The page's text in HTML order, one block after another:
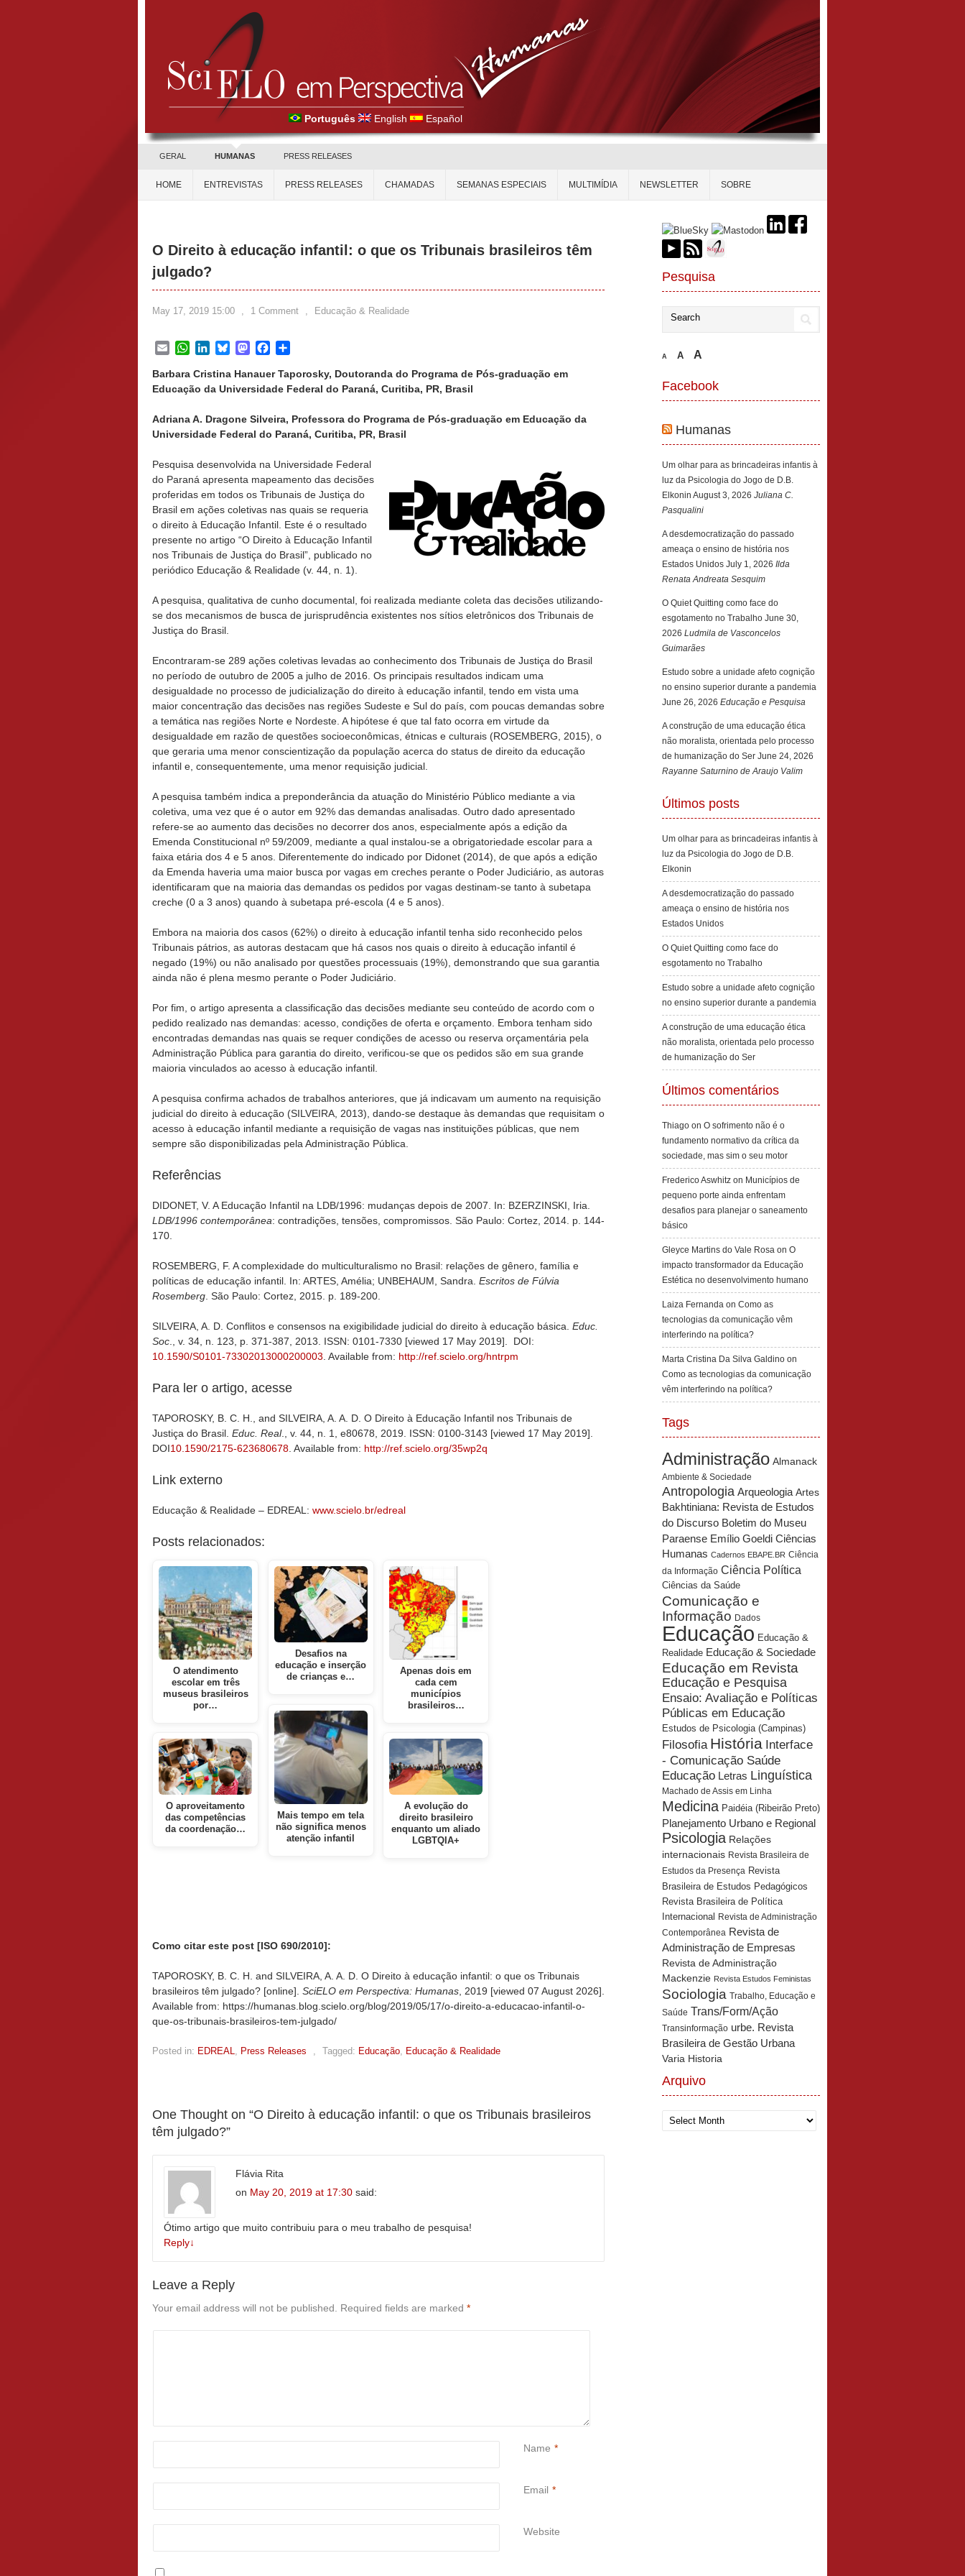
Português English Español
GERAL HUMANAS PRESS RELEASES
HOME ENTREVISTAS PRESS RELEASES CHAMADAS SEMANAS ESPECIAIS MULTIMÍDIA NEWSLETTER SOBRE
O Direito à educação infantil: o que os Tribunais brasileiros têm
julgado?
May 17, 2019 15:00 , 1 Comment , Educação & Realidade
EmailWhatsApp
LinkedInBlueskyMastodonFacebook
Barbara Cristina Hanauer Taporosky, Doutoranda do Programa de Pós-graduação em
Educação da Universidade Federal do Paraná, Curitiba, PR, Brasil
Adriana A. Dragone Silveira, Professora do Programa de Pós-graduação em Educação da
Universidade Federal do Paraná, Curitiba, PR, Brasil
Pesquisa desenvolvida na Universidade Federal
do Paraná apresenta mapeamento das decisões
proferidas em todos os Tribunais de Justiça do
Brasil em ações coletivas nas quais se requeria
o direito à Educação Infantil. Este é o resultado
presente no artigo “O Direito à Educação Infantil
nos Tribunais de Justiça do Brasil”, publicado no
periódico Educação & Realidade (v. 44, n. 1).
A pesquisa, qualitativa de cunho documental, foi realizada mediante coleta das decisões utilizando-
se dos mecanismos de busca de jurisprudência existentes nos sítios eletrônicos dos Tribunais de
Justiça do Brasil.
Encontraram-se 289 ações coletivas levadas ao conhecimento dos Tribunais de Justiça do Brasil
no período de outubro de 2005 a julho de 2016. Os principais resultados indicam uma
desigualdade no processo de judicialização do direito à educação infantil, tendo em vista uma
maior concentração das decisões nas regiões Sudeste e Sul do país, com poucas demandas sobre
a temática nas regiões Norte e Nordeste. A hipótese é que tal fato ocorra em virtude da
desigualdade em razão de questões socioeconômicas, étnicas e culturais (ROSEMBERG, 2015), o
que geraria uma menor conscientização da população acerca do status de direito da educação
infantil e, consequentemente, uma menor requisição judicial.
A pesquisa também indica a preponderância da atuação do Ministério Público mediante a via
coletiva, uma vez que é o autor em 92% das demandas analisadas. Outro dado apresentado
refere-se ao aumento das decisões no decorrer dos anos, especialmente após a edição da
Emenda Constitucional nº 59/2009, mediante a qual instalou-se a obrigatoriedade escolar para a
faixa etária dos 4 e 5 anos. Diferentemente do indicado por Didonet (2014), de que após a edição
da Emenda haveria uma maior busca por vagas em creches perante o Poder Judiciário, as autoras
identificaram que na maioria das demandas os pedidos por vagas destinam-se tanto à subetapa
creche (0 a 3 anos) quando à subetapa pré-escola (4 e 5 anos).
Embora na maioria dos casos (62%) o direito à educação infantil tenha sido reconhecido pelos
Tribunais pátrios, as autoras destacam que há casos nos quais o direito à educação infantil é
negado (19%) ou não analisado por questões processuais (19%), demonstrando que sua garantia
ainda não é plena mesmo perante o Poder Judiciário.
Por fim, o artigo apresenta a classificação das decisões mediante seu conteúdo de acordo com o
pedido realizado nas demandas: acesso, condições de oferta e orçamento. Embora tenham sido
encontradas demandas nas quais se requer condições de acesso ou reserva orçamentária pela
Administração Pública para garantia do direito, verificou-se que os pedidos são em sua grande
maioria vinculados ao acesso à educação infantil.
A pesquisa confirma achados de trabalhos anteriores, que já indicavam um aumento na requisição
judicial do direito à educação (SILVEIRA, 2013), dando-se destaque às demandas que requisitam o
acesso à educação infantil mediante a requisição de vagas nas instituições públicas, que nem
sempre são disponibilizadas pela Administração Pública.
Referências
DIDONET, V. A Educação Infantil na LDB/1996: mudanças depois de 2007. In: BZERZINSKI, Iria.
LDB/1996 contemporânea: contradições, tensões, compromissos. São Paulo: Cortez, 2014. p. 144-
170.
ROSEMBERG, F. A complexidade do multiculturalismo no Brasil: relações de gênero, família e
políticas de educação infantil. In: ARTES, Amélia; UNBEHAUM, Sandra. Escritos de Fúlvia
Rosemberg . São Paulo: Cortez, 2015. p. 189-200.
SILVEIRA, A. D. Conflitos e consensos na exigibilidade judicial do direito à educação básica. Educ.
Soc ., v. 34, n. 123, p. 371-387, 2013. ISSN: 0101-7330 [viewed 17 May 2019]. DOI:
10.1590/S0101-73302013000200003 . Available from: http://ref.scielo.org/hntrpm
Para ler o artigo, acesse
TAPOROSKY, B. C. H., and SILVEIRA, A. A. D. O Direito à Educação Infantil nos Tribunais de
Justiça do Brasil. Educ. Real., v. 44, n. 1, e80678, 2019. ISSN: 0100-3143 [viewed 17 May 2019].
DOI10.1590/2175-623680678 . Available from: http://ref.scielo.org/35wp2q
Link externo
Educação & Realidade – EDREAL: www.scielo.br/edreal
Posts relacionados:
O atendimento
escolar em três
museus brasileiros
por…
O aproveitamento
das competências
da coordenação…
Desafios na
educação e inserção
de crianças e…
Mais tempo em tela
não significa menos
atenção infantil
Apenas dois em
cada cem
municípios
brasileiros…
A evolução do
direito brasileiro
enquanto um aliado
LGBTQIA+
Como citar este post [ISO 690/2010]:
TAPOROSKY, B. C. H. and SILVEIRA, A. A. D. O Direito à educação infantil: o que os Tribunais
brasileiros têm julgado? [online]. SciELO em Perspectiva: Humanas , 2019 [viewed 07 August 2026].
Available from: https://humanas.blog.scielo.org/blog/2019/05/17/o-direito-a-educacao-infantil-o-
que-os-tribunais-brasileiros-tem-julgado/
Posted in: EDREAL Press Releases Tagged: Educação Educação & Realidade
One Thought on “O Direito à educação infantil: o que os Tribunais brasileiros
têm julgado?”
Flávia Rita
on May 20, 2019 at 17:30 said:
Ótimo artigo que muito contribuiu para o meu trabalho de pesquisa!
Reply↓
Leave a Reply
Your email address will not be published. Required fields are marked *
Name *
Email *
Website
Pesquisa
A A A
Facebook
Humanas
Um olhar para as brincadeiras infantis à
luz da Psicologia do Jogo de D.B.
Elkonin August 3, 2026 Juliana C.
Pasqualini
A desdemocratização do passado
ameaça o ensino de história nos
Estados Unidos July 1, 2026 Ilda
Renata Andreata Sesquim
O Quiet Quitting como face do
esgotamento no Trabalho June 30,
2026 Ludmila de Vasconcelos
Guimarães
Estudo sobre a unidade afeto cognição
no ensino superior durante a pandemia
June 26, 2026 Educação e Pesquisa
A construção de uma educação ética
não moralista, orientada pelo processo
de humanização do Ser June 24, 2026
Rayanne Saturnino de Araujo Valim
Últimos posts
Um olhar para as brincadeiras infantis à
luz da Psicologia do Jogo de D.B.
Elkonin
A desdemocratização do passado
ameaça o ensino de história nos
Estados Unidos
O Quiet Quitting como face do
esgotamento no Trabalho
Estudo sobre a unidade afeto cognição
no ensino superior durante a pandemia
A construção de uma educação ética
não moralista, orientada pelo processo
de humanização do Ser
Últimos comentários
Thiago on O sofrimento não é o
fundamento normativo da crítica da
sociedade, mas sim o seu motor
Frederico Aswhitz on Municípios de
pequeno porte ainda enfrentam
desafios para planejar o saneamento
básico
Gleyce Martins do Vale Rosa on O
impacto transformador da Educação
Estética no desenvolvimento humano
Laiza Fernanda on Como as
tecnologias da comunicação vêm
interferindo na política?
Marta Cristina Da Silva Galdino on
Como as tecnologias da comunicação
vêm interferindo na política?
Tags
Administração Almanack
Ambiente & Sociedade
Antropologia Arqueologia Artes
Bakhtiniana: Revista de Estudos
do Discurso Boletim do Museu
Paraense Emílio Goeldi Ciências
Humanas Cadernos EBAPE.BR Ciência
da Informação Ciência Política
Ciências da Saúde
Comunicação e
Informação Dados
Educação Educação &
Realidade Educação & Sociedade
Educação em Revista
Educação e Pesquisa
Ensaio: Avaliação e Políticas
Públicas em Educação
Estudos de Psicologia (Campinas)
Filosofia História Interface
- Comunicação Saúde
Educação Letras Linguística
Machado de Assis em Linha
Medicina Paidéia (Ribeirão Preto)
Planejamento Urbano e Regional
Psicologia Relações
internacionais Revista Brasileira de
Estudos da Presença Revista
Brasileira de Estudos Pedagógicos
Revista Brasileira de Política
Internacional Revista de Administração
Contemporânea Revista de
Administração de Empresas
Revista de Administração
Mackenzie Revista Estudos Feministas
Sociologia Trabalho, Educação e
Saúde Trans/Form/Ação
Transinformação urbe. Revista
Brasileira de Gestão Urbana
Varia Historia
Arquivo
Arquivo